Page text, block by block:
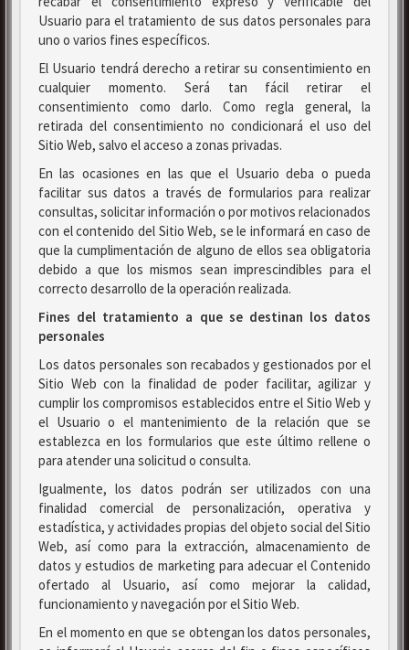
Usuario para el tratamiento de sus datos personales para
uno o varios fines específicos.
El Usuario tendrá derecho a retirar su consentimiento en
cualquier momento. Será tan fácil retirar el
consentimiento como darlo. Como regla general, la
retirada del consentimiento no condicionará el uso del
Sitio Web, salvo el acceso a zonas privadas.
En las ocasiones en las que el Usuario deba o pueda
facilitar sus datos a través de formularios para realizar
consultas, solicitar información o por motivos relacionados
con el contenido del Sitio Web, se le informará en caso de
que la cumplimentación de alguno de ellos sea obligatoria
debido a que los mismos sean imprescindibles para el
correcto desarrollo de la operación realizada.
Fines del tratamiento a que se destinan los datos
personales
Los datos personales son recabados y gestionados por el
Sitio Web con la finalidad de poder facilitar, agilizar y
cumplir los compromisos establecidos entre el Sitio Web y
el Usuario o el mantenimiento de la relación que se
establezca en los formularios que este último rellene o
para atender una solicitud o consulta.
Igualmente, los datos podrán ser utilizados con una
finalidad comercial de personalización, operativa y
estadística, y actividades propias del objeto social del Sitio
Web, así como para la extracción, almacenamiento de
datos y estudios de marketing para adecuar el Contenido
ofertado al Usuario, así como mejorar la calidad,
funcionamiento y navegación por el Sitio Web.
En el momento en que se obtengan los datos personales,